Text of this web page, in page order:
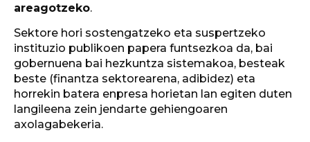
areagotzeko.
Sektore hori sostengatzeko eta suspertzeko
instituzio publikoen papera funtsezkoa da, bai
gobernuena bai hezkuntza sistemakoa, besteak
beste (finantza sektorearena, adibidez) eta
horrekin batera enpresa horietan lan egiten duten
langileena zein jendarte gehiengoaren
axolagabekeria.